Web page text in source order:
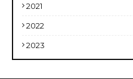
2021
2022
2023